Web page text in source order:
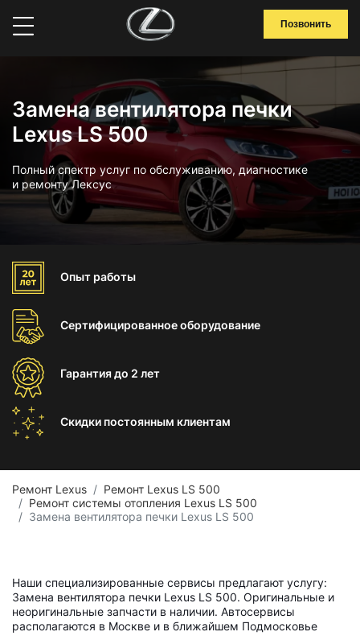
Позвонить
Замена вентилятора печки
Lexus LS 500
Полный спектр услуг по обслуживанию, диагностике
и ремонту Лексус
Опыт работы
Сертифицированноеоборудование
Гарантиядо 2 лет
Скидки постоянным клиентам
Ремонт Lexus
Ремонт Lexus LS 500
Ремонт системы отопления Lexus LS 500
Замена вентилятора печки Lexus LS 500
Наши специализированные сервисы предлагают услугу:
Замена вентилятора печки Lexus LS 500. Оригинальные и
неоригинальные запчасти в наличии. Автосервисы
располагаются в Москве и в ближайшем Подмосковье